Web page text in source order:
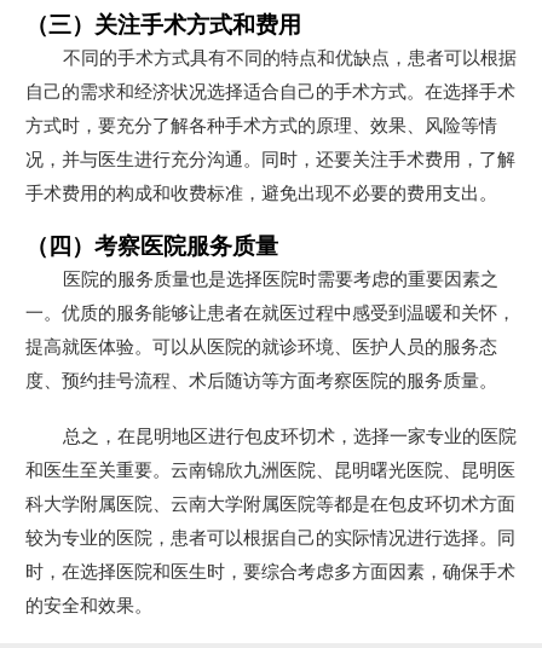
（三）关注手术方式和费用
不同的手术方式具有不同的特点和优缺点，患者可以根据
自己的需求和经济状况选择适合自己的手术方式。在选择手术
方式时，要充分了解各种手术方式的原理、效果、风险等情
况，并与医生进行充分沟通。同时，还要关注手术费用，了解
手术费用的构成和收费标准，避免出现不必要的费用支出。
（四）考察医院服务质量
医院的服务质量也是选择医院时需要考虑的重要因素之
一。优质的服务能够让患者在就医过程中感受到温暖和关怀，
提高就医体验。可以从医院的就诊环境、医护人员的服务态
度、预约挂号流程、术后随访等方面考察医院的服务质量。
总之，在昆明地区进行包皮环切术，选择一家专业的医院
和医生至关重要。云南锦欣九洲医院、昆明曙光医院、昆明医
科大学附属医院、云南大学附属医院等都是在包皮环切术方面
较为专业的医院，患者可以根据自己的实际情况进行选择。同
时，在选择医院和医生时，要综合考虑多方面因素，确保手术
的安全和效果。